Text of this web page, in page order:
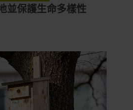
並保護生命多樣性